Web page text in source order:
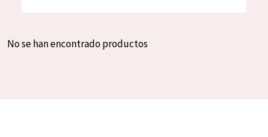
Spanish
No se han encontrado productos